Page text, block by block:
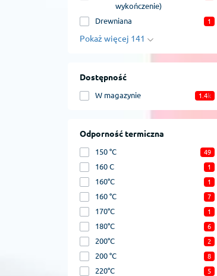
wykończenie)
Drewniana 1
Pokaż więcej 141
Dostępność
W magazynie 1.4k
Odporność termiczna
150 °C 49
160 C 1
160°C 1
160 °C 7
170°C 1
180°C 6
200°C 2
200 °C 8
220°C 5